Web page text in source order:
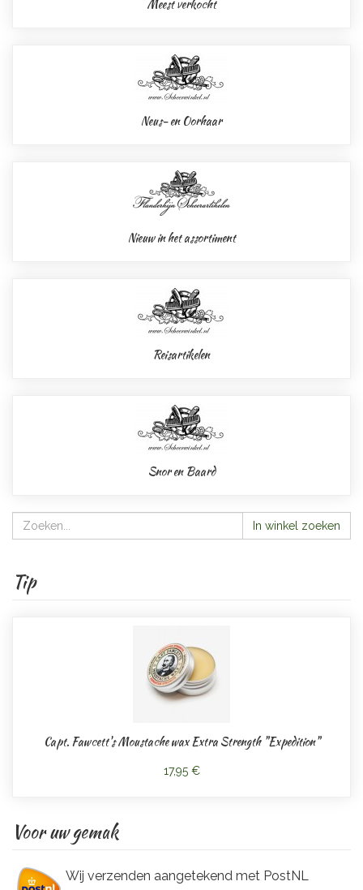
Meest verkocht
Neus- en Oorhaar
Nieuw in het assortiment
Reisartikelen
Snor en Baard
In winkel zoeken
Tip
Capt. Fawcett's Moustache wax Extra Strength "Expedition"
17,95 €
Voor uw gemak
Wij verzenden aangetekend met PostNL